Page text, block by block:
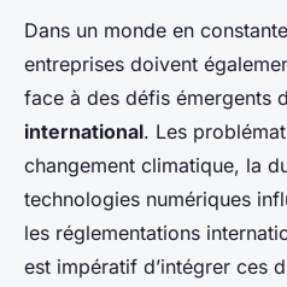
Dans un monde en
entreprises doivent
face à des défis émergents
international. Les
changement climatique, la
technologies numériques
les réglementations
est impératif d’intégrer ces